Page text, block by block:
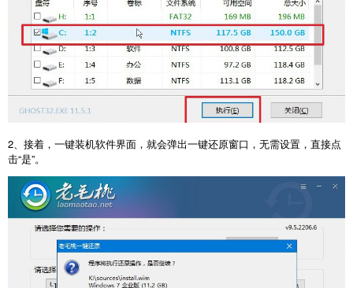
2、接着，一键装机软件界面，就会弹出一键还原窗口，无需设置，直接点
击“是”。